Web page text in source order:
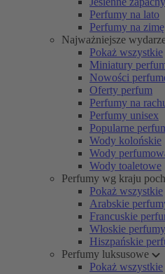
Perfumy na lato
Perfumy na zimę
Najważniejsze
Pokaż wszystkie
Miniatury
Nowości
Oferty perfum
Perfumy na
Perfumy unisex
Popularne
Wody kolońskie
Wody
Wody toaletowe
Perfumy wg kraju
Pokaż wszystkie
Arabskie
Francuskie
Włoskie perfumy
Hiszpańskie
Perfumy luksusowe
Pokaż wszystkie